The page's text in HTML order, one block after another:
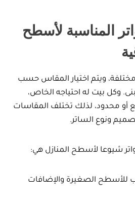
المناسبة لأسطح
ويتم اختيار المقاس حسب
وكل بيت له احتياجه الخاص،
محدود، لذلك تختلف المقاسات
ونوع الساتر.
شيوعا لأسطح المنازل هي:
مناسب للأسطح الصغيرة والإضافات